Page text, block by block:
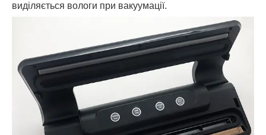
виділяється вологи при вакуумації.